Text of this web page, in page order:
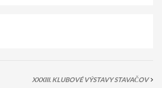
XXXIII. KLUBOVÉ VÝSTAVY STAVAČOV